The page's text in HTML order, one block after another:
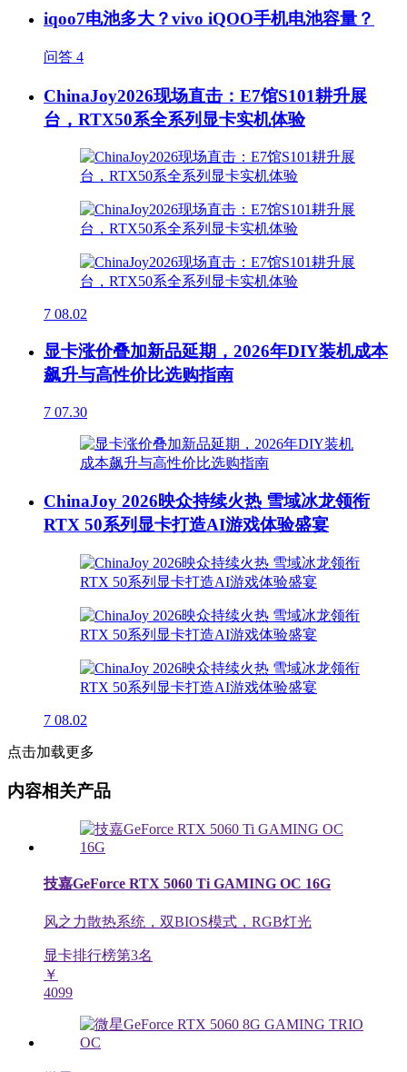
iqoo7电池多大？vivo iQOO手机电池容量？
问答 4
ChinaJoy2026现场直击：E7馆S101耕升展
台，RTX50系全系列显卡实机体验
7 08.02
显卡涨价叠加新品延期，2026年DIY装机成本
飙升与高性价比选购指南
7 07.30
ChinaJoy 2026映众持续火热 雪域冰龙领衔
RTX 50系列显卡打造AI游戏体验盛宴
7 08.02
点击加载更多
内容相关产品
技嘉GeForce RTX 5060 Ti GAMING OC 16G
风之力散热系统，双BIOS模式，RGB灯光
显卡排行榜第3名
￥
4099